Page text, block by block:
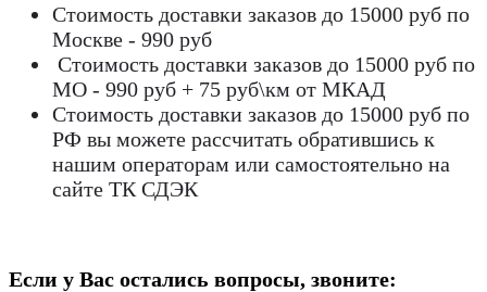
Стоимость доставки заказов до 15000 руб по
Москве - 990 руб
Стоимость доставки заказов до 15000 руб по
МО - 990 руб + 75 руб\км от МКАД
Стоимость доставки заказов до 15000 руб по
РФ вы можете рассчитать обратившись к
нашим операторам или самостоятельно на
сайте ТК СДЭК
Если у Вас остались вопросы, звоните: